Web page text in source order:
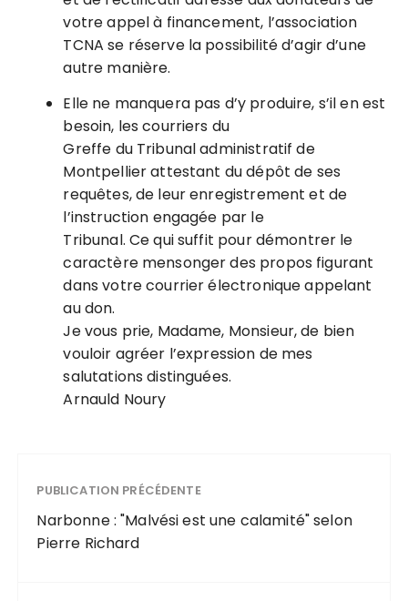
votre appel à financement, l’association
TCNA se réserve la possibilité d’agir d’une
autre manière.
Elle ne manquera pas d’y produire, s’il en est
besoin, les courriers du
Greffe du Tribunal administratif de
Montpellier attestant du dépôt de ses
requêtes, de leur enregistrement et de
l’instruction engagée par le
Tribunal. Ce qui suffit pour démontrer le
caractère mensonger des propos figurant
dans votre courrier électronique appelant
au don.
Je vous prie, Madame, Monsieur, de bien
vouloir agréer l’expression de mes
salutations distinguées.
Arnauld Noury
PUBLICATION PRÉCÉDENTE
Narbonne : "Malvési est une calamité" selon
Pierre Richard